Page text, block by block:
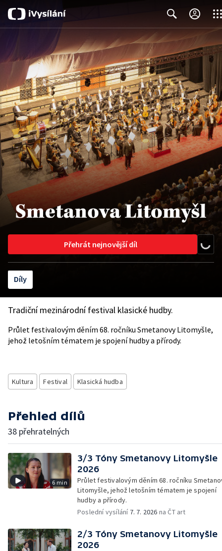
Search
Přehrát nejnovější díl
Díly
Tradiční mezinárodní festival klasické hudby.
Průlet festivalovým děním 68. ročníku Smetanovy Litomyšle,
jehož letošním tématem je spojení hudby a přírody.
Kultura Festival Klasická hudba
Přehled dílů
38 přehratelných
6 min
3/3 Tóny Smetanovy Litomyšle
2026
Průlet festivalovým děním 68. ročníku
Litomyšle, jehož letošním tématem je spojení
hudby a přírody.
Poslední vysílání 7. 7. 2026 na ČT art
2/3 Tóny Smetanovy Litomyšle
2026